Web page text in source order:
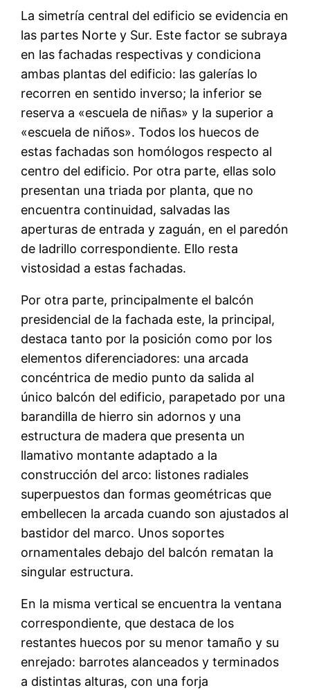
La simetría central del edificio se evidencia en
las partes Norte y Sur. Este factor se subraya
en las fachadas respectivas y condiciona
ambas plantas del edificio: las galerías lo
recorren en sentido inverso; la inferior se
reserva a «escuela de niñas» y la superior a
«escuela de niños». Todos los huecos de
estas fachadas son homólogos respecto al
centro del edificio. Por otra parte, ellas solo
presentan una triada por planta, que no
encuentra continuidad, salvadas las
aperturas de entrada y zaguán, en el paredón
de ladrillo correspondiente. Ello resta
vistosidad a estas fachadas.
Por otra parte, principalmente el balcón
presidencial de la fachada este, la principal,
destaca tanto por la posición como por los
elementos diferenciadores: una arcada
concéntrica de medio punto da salida al
único balcón del edificio, parapetado por una
barandilla de hierro sin adornos y una
estructura de madera que presenta un
llamativo montante adaptado a la
construcción del arco: listones radiales
superpuestos dan formas geométricas que
embellecen la arcada cuando son ajustados al
bastidor del marco. Unos soportes
ornamentales debajo del balcón rematan la
singular estructura.
En la misma vertical se encuentra la ventana
correspondiente, que destaca de los
restantes huecos por su menor tamaño y su
enrejado: barrotes alanceados y terminados
a distintas alturas, con una forja